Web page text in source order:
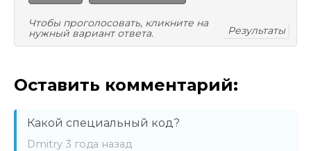
Чтобы проголосовать, кликните на
нужный вариант ответа.
Результаты
Оставить комментарий:
Какой специальный код?
Dmitry 3 года назад